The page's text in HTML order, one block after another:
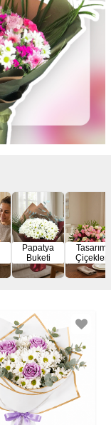
Papatya
Buketi
Tasarım
Çiçekler